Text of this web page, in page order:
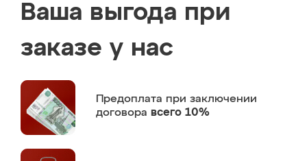
Ваша выгода при
заказе у нас
Предоплата при заключении
договора всего 10%